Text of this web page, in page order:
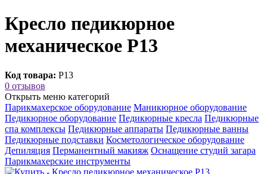
Кресло педикюрное
механическое Р13
Код товара: Р13
0 отзывов
Открыть меню категорий
Парикмахерское оборудование Маникюрное оборудование
Педикюрное оборудование Педикюрные кресла Педикюрные
спа комплексы Педикюрные аппараты Педикюрные ванны
Педикюрные подставки Косметологическое оборудование
Депиляция Перманентный макияж Оснащение студий загара
Парикмахерские инструменты